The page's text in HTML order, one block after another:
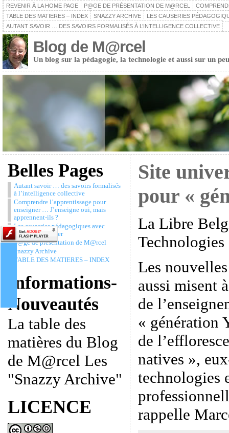
REVENIR À LA HOME PAGE P@GE DE PRÉSENTATION DE M@RCEL
TABLE DES MATIERES – INDEX
SNAZZY ARCHIVE
LES CAUSERIES
AUTANT SAVOIR … DES SAVOIRS FORMALISÉS À L’INTELLIGENCE COLLECTIVE
Blog de M@rcel
Un blog sur la pédagogie, la technologie et aussi sur un
Belles Pages
Autant savoir … des savoirs formalisés
à l’intelligence collective
Comprendre l’apprentissage pour
enseigner … J’enseigne oui, mais
apprennent-ils ?
Les causeries pédagogiques avec
Christophe Batier
P@ge de présentation de M@rcel
Snazzy Archive
TABLE DES MATIERES – INDEX
Informations-
Nouveautés
La table des
matières du Blog
de M@rcel Les
"Snazzy Archive"
LICENCE
Site
pour «
La Libre
Les
aussi misent
de
« génération
de
natives »,
technologies
rappelle